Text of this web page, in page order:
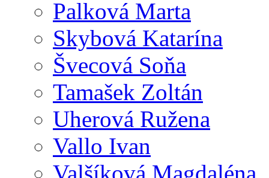
Palková Marta
Skybová Katarína
Švecová Soňa
Tamašek Zoltán
Uherová Ružena
Vallo Ivan
Valšíková Magdaléna